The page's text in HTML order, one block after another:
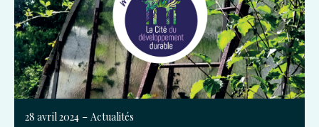
28 avril 2024 - Actualités